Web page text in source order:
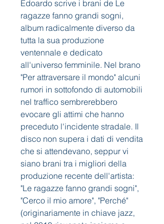
Edoardo scrive i brani de Le
ragazze fanno grandi sogni,
album radicalmente diverso da
tutta la sua produzione
ventennale e dedicato
all'universo femminile. Nel brano
"Per attraversare il mondo" alcuni
rumori in sottofondo di automobili
nel traffico sembrerebbero
evocare gli attimi che hanno
preceduto l'incidente stradale. Il
disco non supera i dati di vendita
che si attendevano, seppur vi
siano brani tra i migliori della
produzione recente dell'artista:
"Le ragazze fanno grandi sogni",
"Cerco il mio amore", "Perché"
(originariamente in chiave jazz,